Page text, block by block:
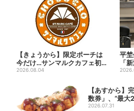
【きょうから】限定ポーチは
今だけ…サンマルクカフェ初の
「夏福袋」、実質無料でレア...
2026.08.04
平
「
続出
【あすから】
数券」、“最大
で
2026.07.31